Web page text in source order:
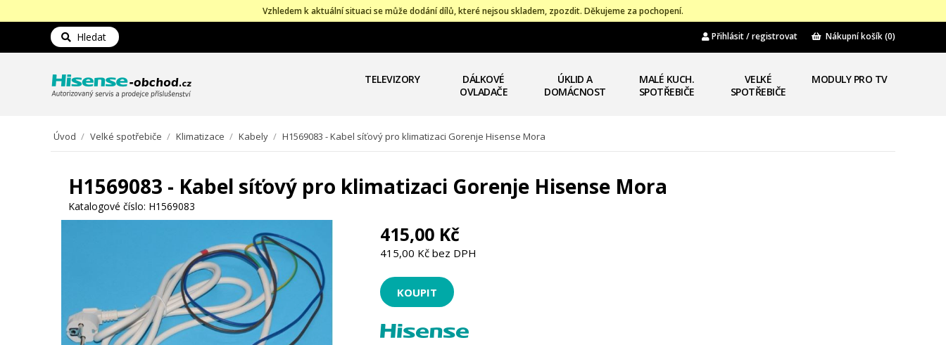
Vzhledem k aktuální situaci se může dodání dílů, které nejsou skladem, zpozdit. Děkujeme za pochopení.
Hledat Přihlásit / registrovat Nákupní košík(0)
TELEVIZORY
DÁLKOVÉ
OVLADAČE
ÚKLID A
DOMÁCNOST
MALÉ KUCH.
SPOTŘEBIČE
VELKÉ
SPOTŘEBIČE
MODULY PRO TV
Úvod / Velké spotřebiče / Klimatizace / Kabely / H1569083 - Kabel síťový pro klimatizaci Gorenje Hisense Mora
H1569083 - Kabel síťový pro klimatizaci Gorenje Hisense Mora
Katalogové číslo: H1569083
415,00 Kč
415,00 Kč bez DPH